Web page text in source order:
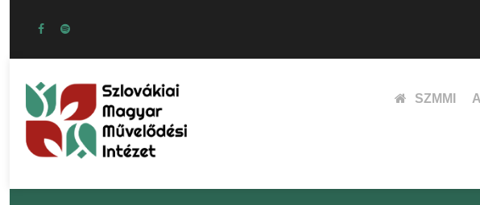
SZMMI